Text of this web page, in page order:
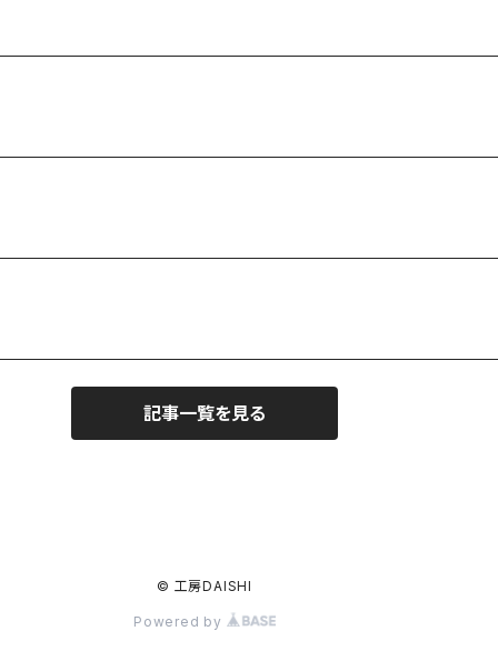
記事一覧を見る
© 工房DAISHI
Powered by